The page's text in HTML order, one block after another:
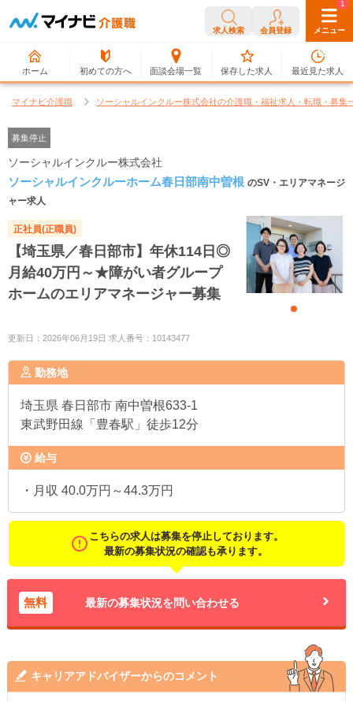
求人検索 会員登録 メニュー
ホーム 初めての方へ 面談会場一覧
0
保存した求人
1
最近見た求人
マイナビ介護職 ソーシャルインクルー株式会社の介護職・福祉求人・転職・募集
募集停止
ソーシャルインクルー株式会社
ソーシャルインクルーホーム春日部南中曽根 のSV・エリアマネージ
ャー求人
正社員(正職員)
【埼玉県／春日部市】年休114日◎
月給40万円～★障がい者グループ
ホームのエリアマネージャー募集
更新日：2026年06月19日 求人番号：10143477
勤務地
埼玉県 春日部市 南中曽根633-1
東武野田線「豊春駅」徒歩12分
給与
・月収 40.0万円～44.3万円
こちらの求人は募集を停止しております。
最新の募集状況の確認も承ります。
無料 最新の募集状況を問い合わせる
キャリアアドバイザーからのコメント